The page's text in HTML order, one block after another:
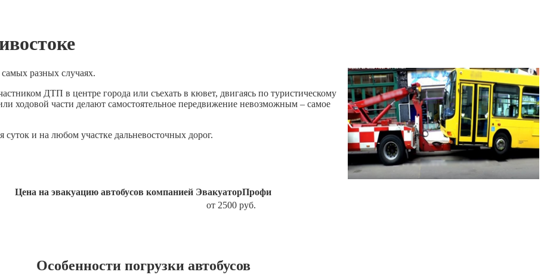
разных случаях.
ДТП в центре города или съехать в кювет, двигаясь по туристическому
ходовой части делают самостоятельное передвижение невозможным – самое
и на любом участке дальневосточных дорог.
Цена на эвакуацию автобусов компанией ЭвакуаторПрофи
от 2500 руб.
Особенности погрузки автобусов